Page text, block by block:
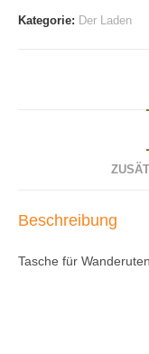
Kategorie: Der Laden
Beschreibung
Tasche für